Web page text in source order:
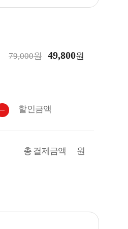
79,000원 49,800원
할인금액
총 결제금액 원